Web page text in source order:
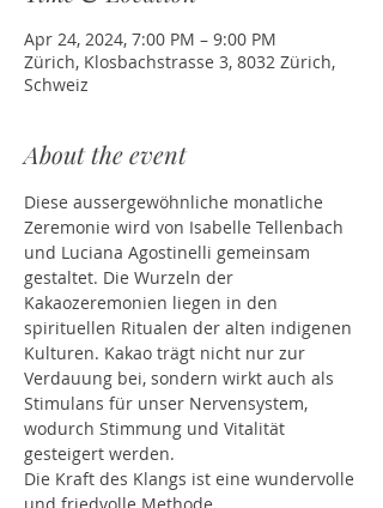
Apr 24, 2024, 7:00 PM – 9:00 PM
Zürich, Klosbachstrasse 3, 8032 Zürich,
Schweiz
About the event
Diese aussergewöhnliche monatliche
Zeremonie wird von Isabelle Tellenbach
und Luciana Agostinelli gemeinsam
gestaltet. Die Wurzeln der
Kakaozeremonien liegen in den
spirituellen Ritualen der alten indigenen
Kulturen. Kakao trägt nicht nur zur
Verdauung bei, sondern wirkt auch als
Stimulans für unser Nervensystem,
wodurch Stimmung und Vitalität
gesteigert werden.
Die Kraft des Klangs ist eine wundervolle